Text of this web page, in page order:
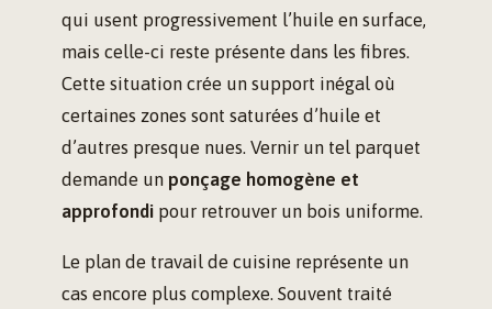
qui usent progressivement l’huile en surface,
mais celle-ci reste présente dans les fibres.
Cette situation crée un support inégal où
certaines zones sont saturées d’huile et
d’autres presque nues. Vernir un tel parquet
demande un ponçage homogène et
approfondi pour retrouver un bois uniforme.
Le plan de travail de cuisine représente un
cas encore plus complexe. Souvent traité